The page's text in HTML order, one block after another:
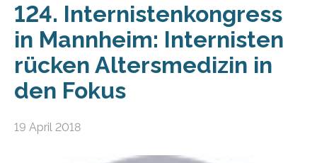
124. Internistenkongress
in Mannheim: Internisten
rücken Altersmedizin in
den Fokus
19 April 2018